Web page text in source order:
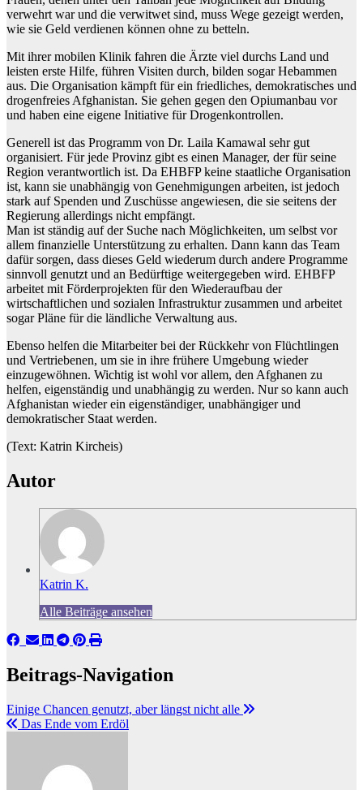
verwehrt war und die verwitwet sind, muss Wege gezeigt werden,
wie sie Geld verdienen können ohne zu betteln.
Mit ihrer mobilen Klinik fahren die Ärzte viel durchs Land und
leisten erste Hilfe, führen Visiten durch, bilden sogar Hebammen
aus. Die Organisation kämpft für ein friedliches, demokratisches und
drogenfreies Afghanistan. Sie gehen gegen den Opiumanbau vor
und haben eine eigene Initiative für Drogenkontrollen.
Generell ist das Programm von Dr. Laila Kamawal sehr gut
organisiert. Für jede Provinz gibt es einen Manager, der für seine
Region verantwortlich ist. Da EHBFP keine staatliche Organisation
ist, kann sie unabhängig von Genehmigungen arbeiten, ist jedoch
stark auf Spenden und Zuschüsse angewiesen, die sie seitens der
Regierung allerdings nicht empfängt.
Man ist ständig auf der Suche nach Möglichkeiten, um selbst vor
allem finanzielle Unterstützung zu erhalten. Dann kann das Team
dafür sorgen, dass dieses Geld wiederum durch andere Programme
sinnvoll genutzt und an Bedürftige weitergegeben wird. EHBFP
arbeitet mit Förderprojekten für den Wiederaufbau der
wirtschaftlichen und sozialen Infrastruktur zusammen und arbeitet
sogar Pläne für die ländliche Verwaltung aus.
Ebenso helfen die Mitarbeiter bei der Rückkehr von Flüchtlingen
und Vertriebenen, um sie in ihre frühere Umgebung wieder
einzugewöhnen. Wichtig ist wohl vor allem, den Afghanen zu
helfen, eigenständig und unabhängig zu werden. Nur so kann auch
Afghanistan wieder ein eigenständiger, unabhängiger und
demokratischer Staat werden.
(Text: Katrin Kircheis)
Autor
Katrin K.
Alle Beiträge ansehen
Beitrags-Navigation
Einige Chancen genutzt, aber längst nicht alle
Das Ende vom Erdöl